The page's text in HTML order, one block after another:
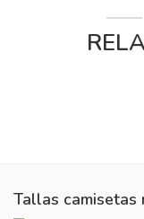
Tallas camisetas